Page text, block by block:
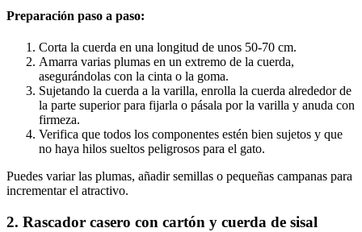
Preparación paso a paso:
Corta la cuerda en una longitud de unos 50-70 cm.
Amarra varias plumas en un extremo de la cuerda,
asegurándolas con la cinta o la goma.
Sujetando la cuerda a la varilla, enrolla la cuerda alrededor de
la parte superior para fijarla o pásala por la varilla y anuda con
firmeza.
Verifica que todos los componentes estén bien sujetos y que
no haya hilos sueltos peligrosos para el gato.
Puedes variar las plumas, añadir semillas o pequeñas campanas para
incrementar el atractivo.
2. Rascador casero con cartón y cuerda de sisal